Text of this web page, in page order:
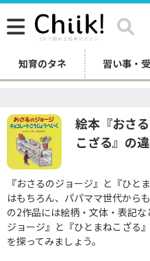
知育のタネ 習い事・
絵本『おさ
こざる』の
『おさるのジョージ』と『ひと
はもちろん、パパママ世代から
の2作品には絵柄・文体・表記
ジョージ』と『ひとまねこざる
を探ってみましょう。